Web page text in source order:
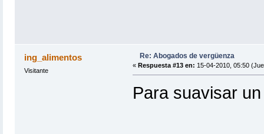
ing_alimentos
Visitante
Re: Abogados de vergüenza
« Respuesta #13 en: 15-04-2010, 05:50
Para suavisar